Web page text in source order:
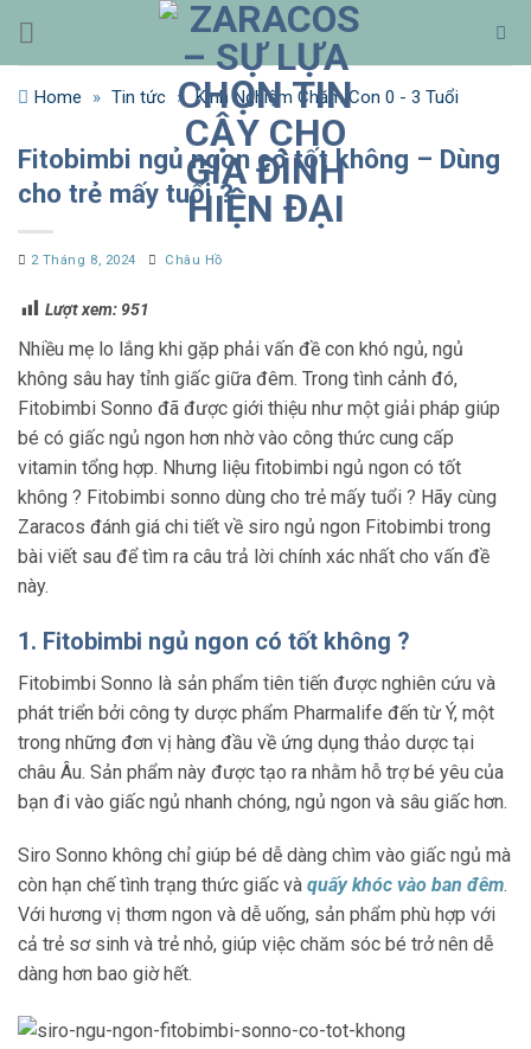
qua
nội
dungHome » Tin tức » Kinh Nghiệm Chăm Con 0 - 3 Tuổi
Fitobimbi ngủ ngon có tốt không – Dùng
cho trẻ mấy tuổi ?
2 Tháng 8, 2024 Châu Hồ
Lượt xem: 951
Nhiều mẹ lo lắng khi gặp phải vấn đề con khó ngủ, ngủ
không sâu hay tỉnh giấc giữa đêm. Trong tình cảnh đó,
Fitobimbi Sonno đã được giới thiệu như một giải pháp giúp
bé có giấc ngủ ngon hơn nhờ vào công thức cung cấp
vitamin tổng hợp. Nhưng liệu fitobimbi ngủ ngon có tốt
không ? Fitobimbi sonno dùng cho trẻ mấy tuổi ? Hãy cùng
Zaracos đánh giá chi tiết về siro ngủ ngon Fitobimbi trong
bài viết sau để tìm ra câu trả lời chính xác nhất cho vấn đề
này.
1. Fitobimbi ngủ ngon có tốt không ?
Fitobimbi Sonno là sản phẩm tiên tiến được nghiên cứu và
phát triển bởi công ty dược phẩm Pharmalife đến từ Ý, một
trong những đơn vị hàng đầu về ứng dụng thảo dược tại
châu Âu. Sản phẩm này được tạo ra nhằm hỗ trợ bé yêu của
bạn đi vào giấc ngủ nhanh chóng, ngủ ngon và sâu giấc hơn.
Siro Sonno không chỉ giúp bé dễ dàng chìm vào giấc ngủ mà
còn hạn chế tình trạng thức giấc và quấy khóc vào ban đêm.
Với hương vị thơm ngon và dễ uống, sản phẩm phù hợp với
cả trẻ sơ sinh và trẻ nhỏ, giúp việc chăm sóc bé trở nên dễ
dàng hơn bao giờ hết.